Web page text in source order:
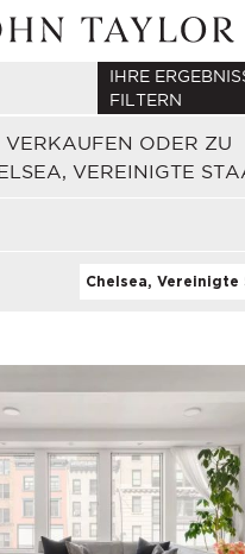
ODER ZU
VEREINIGTE
IHRE
FILTERN
Chelsea, Vereinigte